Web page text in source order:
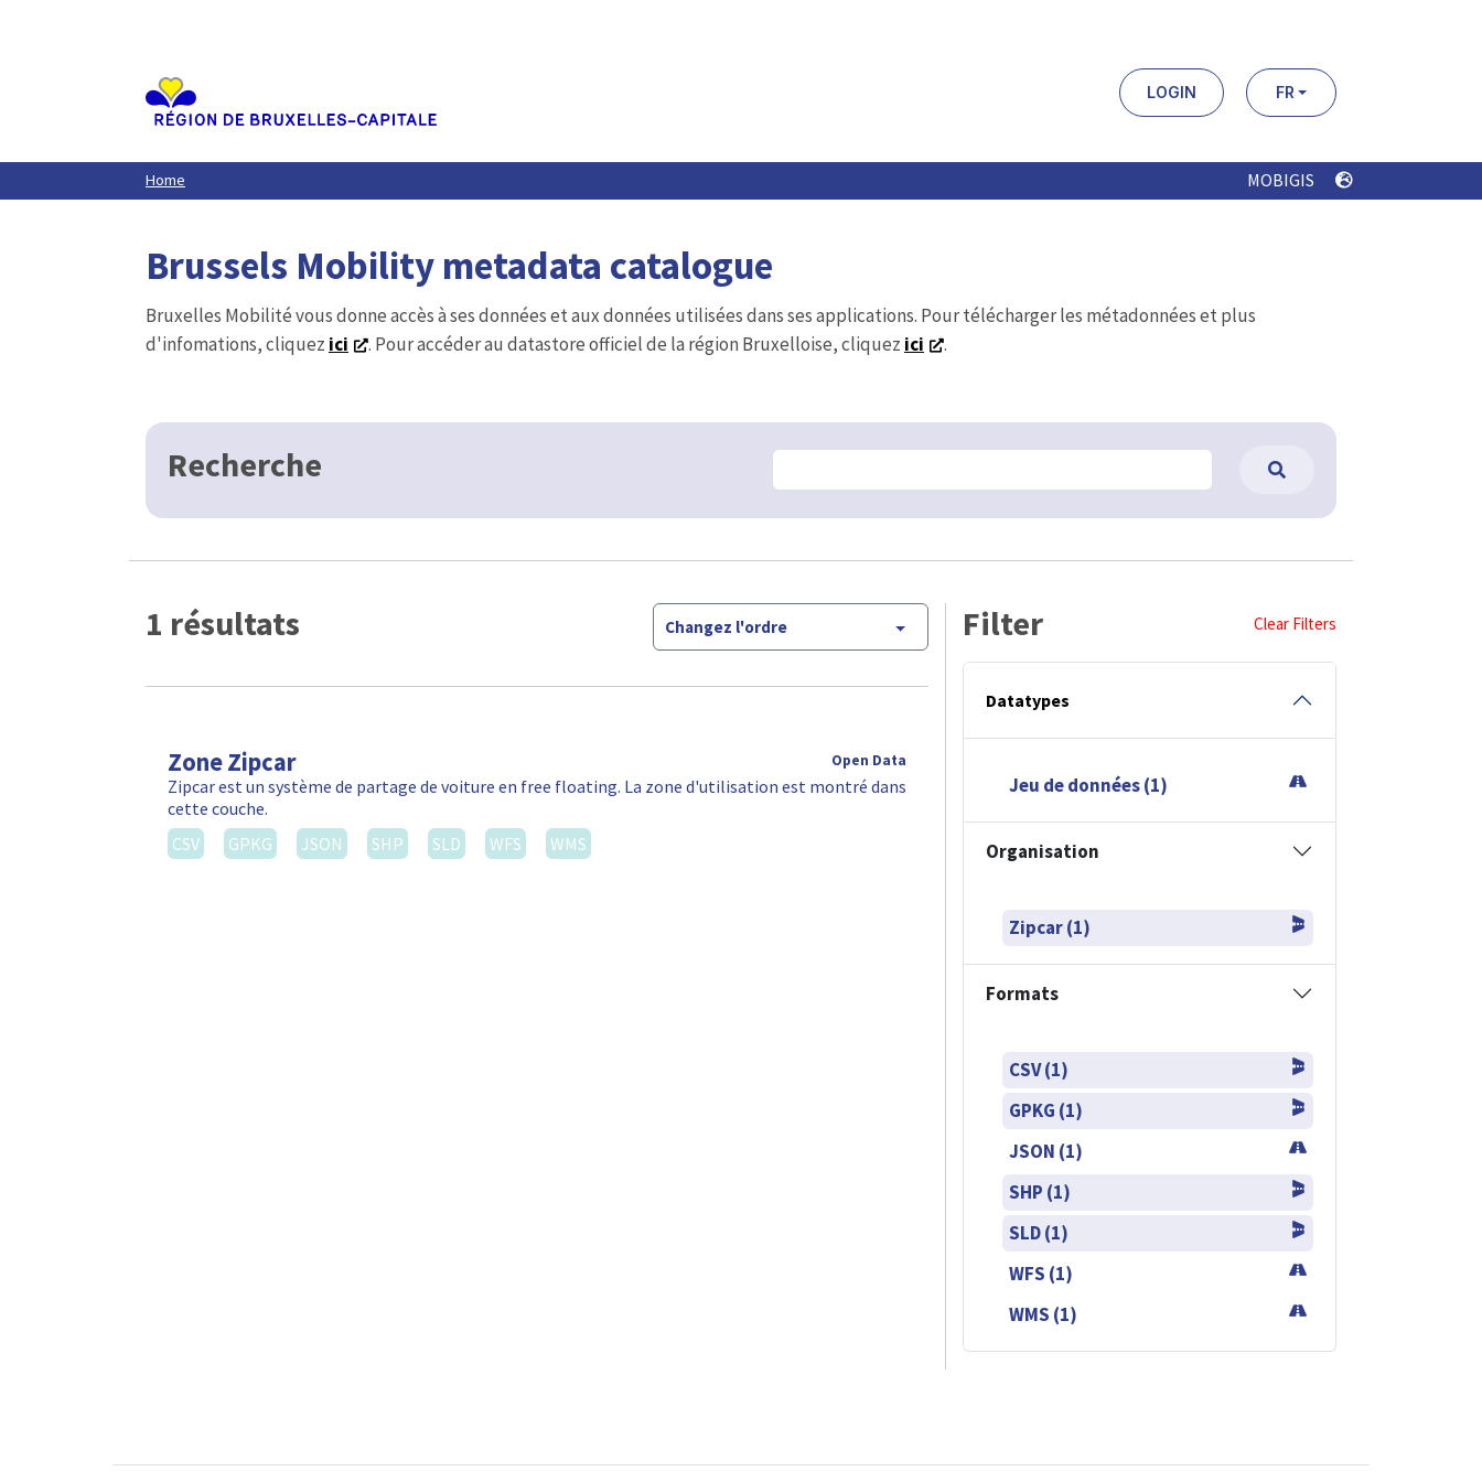
LOGIN FR
Home MOBIGIS
Brussels Mobility metadata catalogue
Bruxelles Mobilité vous donne accès à ses données et aux données utilisées dans ses applications. Pour télécharger les métadonnées et plus
d'infomations, cliquez ici . Pour accéder au datastore officiel de la région Bruxelloise, cliquez ici .
Recherche
1 résultats Changez l'ordre
Zone Zipcar Open Data
Zipcar est un système de partage de voiture en free floating. La zone d'utilisation est montré dans
cette couche.
CSV
GPKG JSON SHP SLD WFS WMS
Filter Clear Filters
Datatypes
Jeu de données (1)
Organisation
Zipcar (1)
Formats
CSV (1)
GPKG (1)
JSON (1)
SHP (1)
SLD (1)
WFS (1)
WMS (1)